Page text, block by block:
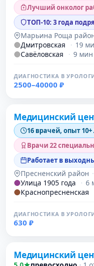
Лучший онколог
ТОП-10: 3 года
Марьина Роща
Дмитровская
· 19
Савёловская
· 9
ДИАГНОСТИКА В
2500–40000 ₽
Медицинский
16 врачей, опыт 10+
Врачи 22
Работает в
Пресненский район ·
Улица 1905 года
· 6
Краснопресненская
ДИАГНОСТИКА В
630 ₽
Проверено давно
Медицинский